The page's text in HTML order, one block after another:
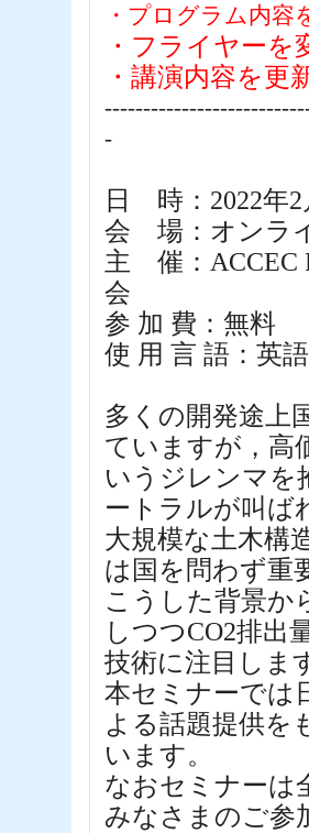
・プログラム内容
・フライヤーを
・講演内容を更
-
日 時：2022年
会 場：オンラ
主 催：ACCEC
会
参 加 費：無料
使 用 言 語：英語
多くの開発途上
ていますが，高
いうジレンマを
ートラルが叫ば
大規模な土木構
は国を問わず重
こうした背景か
しつつCO2排出
技術に注目しま
本セミナーでは
よる話題提供を
います。
なおセミナーは
みなさまのご参